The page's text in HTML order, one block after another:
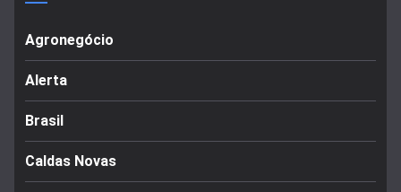
Agronegócio
Alerta
Brasil
Caldas Novas